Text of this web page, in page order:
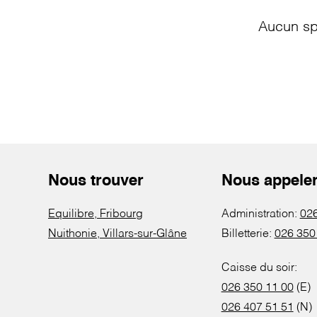
Aucun
Nous trouver
Equilibre, Fribourg
Nuithonie, Villars-sur-Glâne
Nous
Administration:
Billetterie: 026
Caisse du soir:
026 350 11 00(E)
026 407 51 51 (N)